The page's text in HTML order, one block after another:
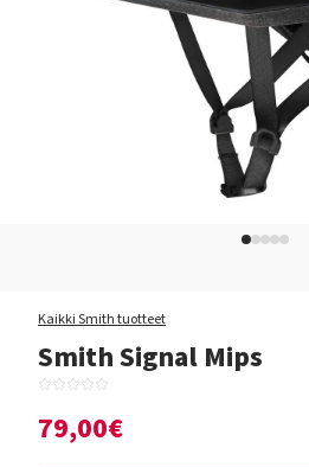
Kaikki Smith tuotteet
Smith Signal Mips
79,00€